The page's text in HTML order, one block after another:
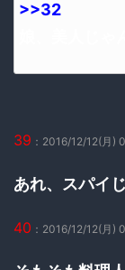
>>32
39 ：2016/12/12(月)
あれ、スパイ
40 ：2016/12/12(月)